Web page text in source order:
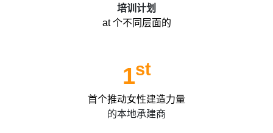
培训计划
at 个不同层面的
1st
首个推动女性建造力量
的本地承建商